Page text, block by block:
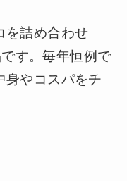
を詰め合わせ
す。毎年恒例で
身やコスパをチ